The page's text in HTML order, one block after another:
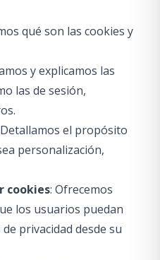
qué son las cookies y
y explicamos las
las de sesión,
el propósito
personalización,
cookies: Ofrecemos
los usuarios puedan
privacidad desde su